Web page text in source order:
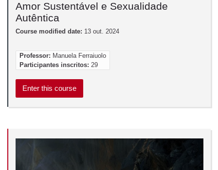
Amor Sustentável e Sexualidade
Autêntica
Course modified date: 13 out. 2024
Professor: Manuela Ferraiuolo
Participantes inscritos: 29
Enter this course